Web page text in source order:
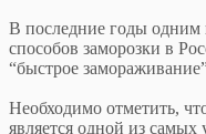
В последние годы одним
способов заморозки в
“быстрое
Необходимо отметить,
является одной из самых